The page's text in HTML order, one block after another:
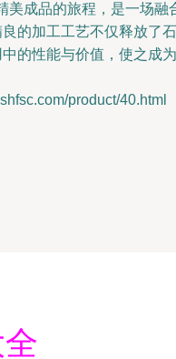
美成品的旅程，是一场融
的加工工艺不仅释放了石
的性能与价值，使之成为
product/40.html